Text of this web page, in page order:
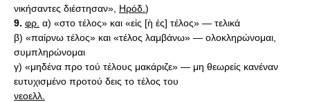
νικήσαντες διέστησαν», Ηρόδ. )
9. φρ. α) «στο τέλος» και «εἰς [ὴ ἐς] τέλος» — τελικά
β) «παίρνω τέλος» και «τέλος λαμβάνω» — ολοκληρώνομαι,
συμπληρώνομαι
γ) «μηδένα προ τού τέλους μακάριζε» — μη θεωρείς κανέναν
ευτυχισμένο προτού δεις το τέλος του
νεοελλ.